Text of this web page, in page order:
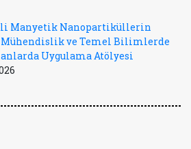
Manyetik Nanopartiküllerin
Mühendislik ve Temel Bilimlerde
Uygulama Atölyesi